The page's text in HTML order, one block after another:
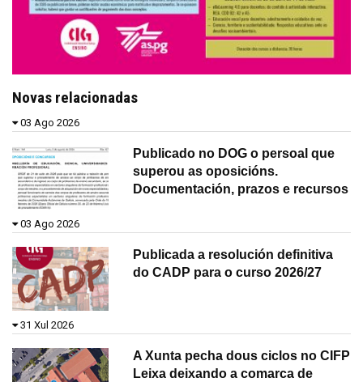
Novas relacionadas
03 Ago 2026
Publicado no DOG o persoal que
superou as oposicións.
Documentación, prazos e recursos
03 Ago 2026
Publicada a resolución definitiva
do CADP para o curso 2026/27
31 Xul 2026
A Xunta pecha dous ciclos no CIFP
Leixa deixando a comarca de